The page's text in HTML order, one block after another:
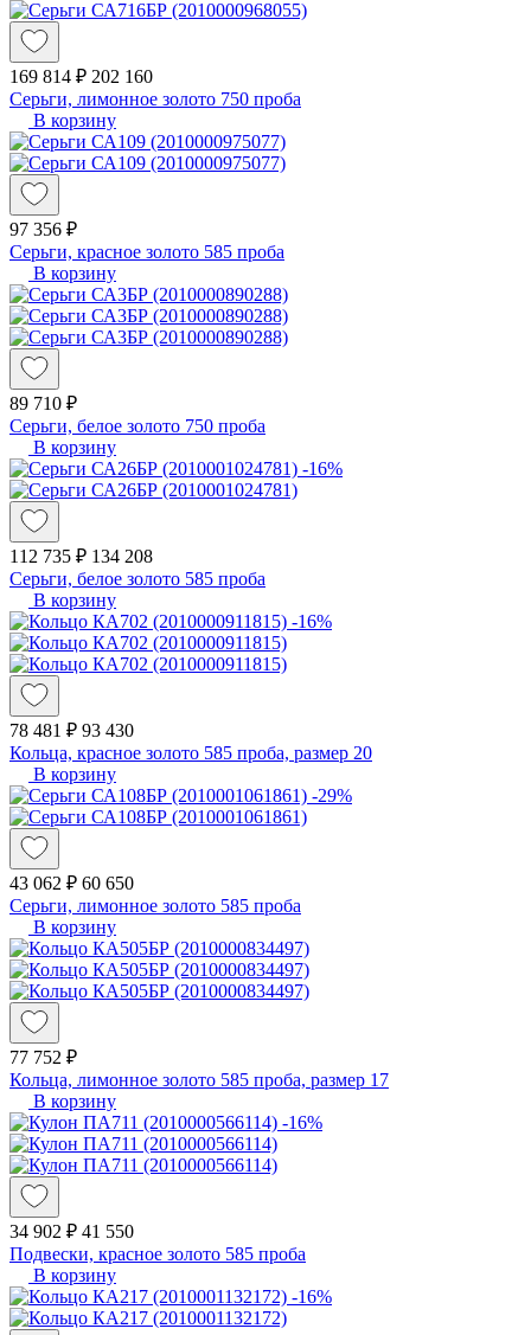
169 814 ₽ 202 160
Серьги, лимонное золото 750 проба
В корзину
97 356 ₽
Серьги, красное золото 585 проба
В корзину
89 710 ₽
Серьги, белое золото 750 проба
В корзину
-16%
112 735 ₽ 134 208
Серьги, белое золото 585 проба
В корзину
-16%
78 481 ₽ 93 430
Кольца, красное золото 585 проба, размер 20
В корзину
-29%
43 062 ₽ 60 650
Серьги, лимонное золото 585 проба
В корзину
77 752 ₽
Кольца, лимонное золото 585 проба, размер 17
В корзину
-16%
34 902 ₽ 41 550
Подвески, красное золото 585 проба
В корзину
-16%